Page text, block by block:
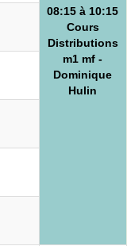
08:15 à 10:15
Cours
Distributions
m1 mf -
Dominique
Hulin